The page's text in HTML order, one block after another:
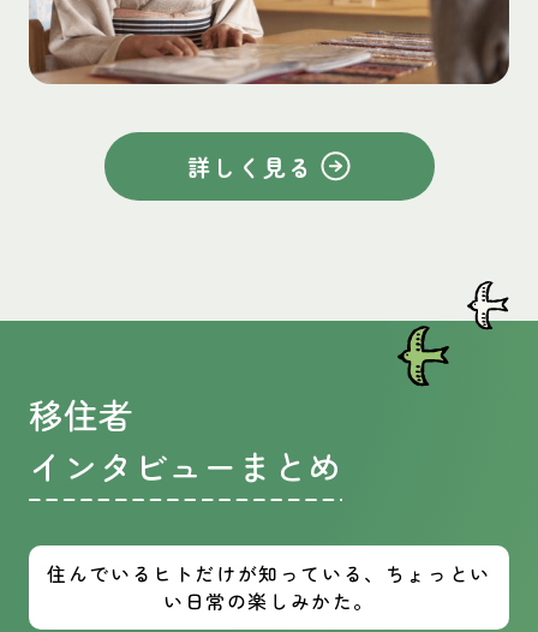
詳しく見る
移住者
インタビューまとめ
住んでいるヒトだけが知っている、ちょっとい
い日常の楽しみかた。